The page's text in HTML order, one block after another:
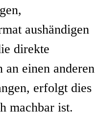
aushändigen
direkte
an einen anderen
erfolgt dies
machbar ist.